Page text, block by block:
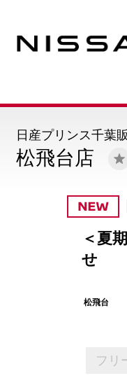
松飛台店
日産プリンス千葉